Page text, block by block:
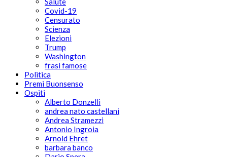
Covid-19
Censurato
Scienza
Elezioni
Trump
Washington
frasi famose
Politica
Premi Buonsenso
Ospiti
Alberto Donzelli
andrea nato castellani
Andrea Stramezzi
Antonio Ingroia
Arnold Ehret
barbara banco